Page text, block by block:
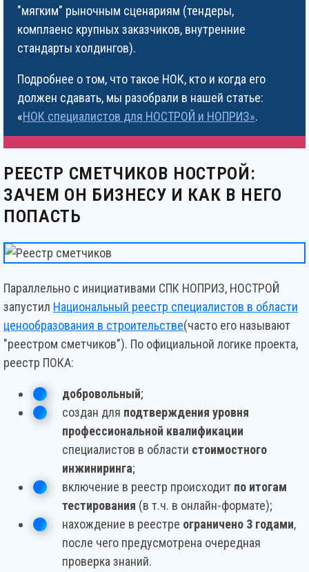
"мягким" рыночным сценариям (тендеры,
комплаенс крупных заказчиков, внутренние
стандарты холдингов).
Подробнее о том, что такое НОК, кто и когда его
должен сдавать, мы разобрали в нашей статье:
«НОК специалистов для НОСТРОЙ и НОПРИЗ».
РЕЕСТР СМЕТЧИКОВ НОСТРОЙ:
ЗАЧЕМ ОН БИЗНЕСУ И КАК В НЕГО
ПОПАСТЬ
Параллельно с инициативами СПК НОПРИЗ, НОСТРОЙ
запустил Национальный реестр специалистов в области
ценообразования в строительстве(часто его называют
"реестром сметчиков"). По официальной логике проекта,
реестр ПОКА:
добровольный;
создан для подтверждения уровня
профессиональной квалификации
специалистов в области стоимостного
инжиниринга;
включение в реестр происходит по итогам
тестирования (в т.ч. в онлайн-формате);
нахождение в реестре ограничено 3 годами,
после чего предусмотрена очередная
проверка знаний.